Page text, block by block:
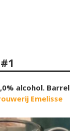
alcohol. Barrel
Emelisse